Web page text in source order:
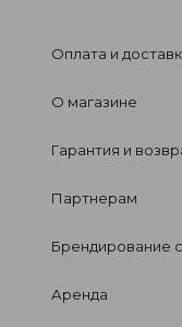
Оплата и
О магазине
Гарантия и
Партнерам
Брендирование
Аренда